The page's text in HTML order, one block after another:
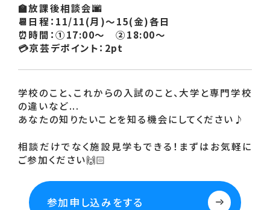
🏫放課後相談会🌆
📆日程：11/11(月)～15(金)各日
⏰時間：①17:00～　②18:00～
💳京芸デポイント：2pt
学校のこと、これからの入試のこと、大学と専門学校
の違いなど...
あなたの知りたいことを知る機会にしてください♪
相談だけでなく施設見学もできる！まずはお気軽に
ご参加ください🙌🏻
参加申し込みをする